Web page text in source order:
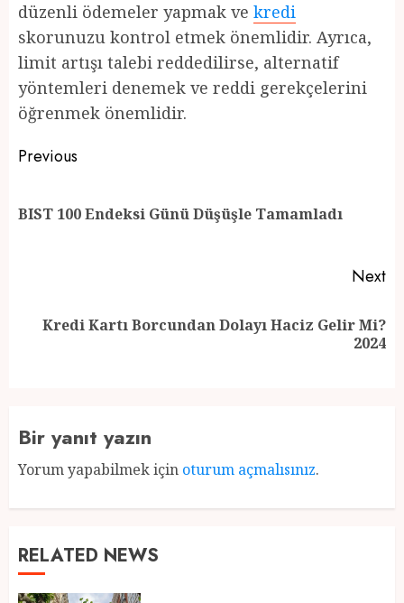
düzenli ödemeler yapmak ve kredi
skorunuzu kontrol etmek önemlidir. Ayrıca,
limit artışı talebi reddedilirse, alternatif
yöntemleri denemek ve reddi gerekçelerini
öğrenmek önemlidir.
Post
Previous
BIST 100 Endeksi Günü Düşüşle Tamamladı
Next
NextKredi Kartı Borcundan Dolayı Haciz Gelir Mi?
2024
Bir yanıt yazın
Yorum yapabilmek için oturum açmalısınız.
RELATED NEWS